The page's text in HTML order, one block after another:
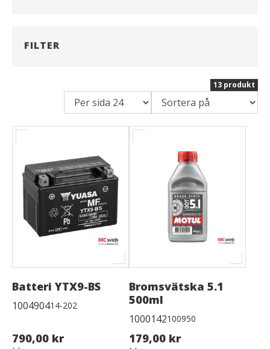
FILTER
13 produkt
Batteri YTX9-BS
100490414-202
790,00 kr
Bromsvätska 5.1
500ml
1000142100950
179,00 kr